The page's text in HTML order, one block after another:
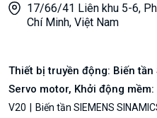
17/66/41 Liên khu 5-6,
Chí Minh, Việt Nam
Thiết bị truyền động: Biến tần
Servo motor, Khởi động mềm:
V20
Biến tần SIEMENS